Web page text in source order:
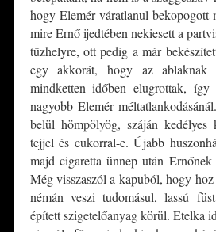
hogy Elemér váratlanul bekopogott
mire Ernő ijedtében nekiesett a
tűzhelyre, ott pedig a már
egy akkorát, hogy az ablaknak
mindketten időben elugrottak,
nagyobb Elemér
belül hömpölyög, száján kedélyes
tejjel és cukorral-e. Újabb
majd cigaretta ünnep után
Még visszaszól a kapuból, hogy
némán veszi tudomásul, lassú
épített szigetelőanyag körül. Etelka